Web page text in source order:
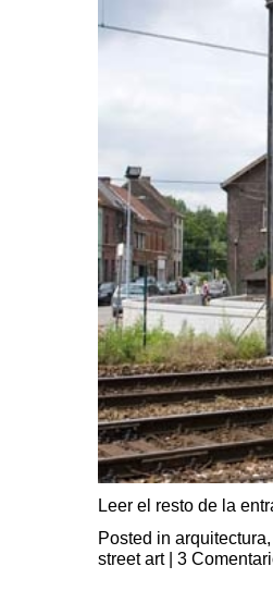
Leer el resto de la
Posted in arquitectura,
street art| 3